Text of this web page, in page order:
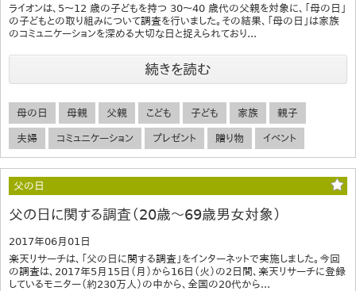
ライオンは、5～12 歳の子どもを持つ 30～40 歳代の父親を対象に、「母の日」
の子どもとの取り組みについて調査を行いました。その結果、「母の日」は家族
のコミュニケーションを深める大切な日と捉えられており...
続きを読む
母の日 母親 父親 こども 子ども 家族 親子
夫婦 コミュニケーション プレゼント 贈り物 イベント
父の日
父の日に関する調査（20歳～69歳男女対象）
2017年06月01日
楽天リサーチは、「父の日に関する調査」をインターネットで実施しました。今回
の調査は、2017年5月15日（月）から16日（火）の2日間、楽天リサーチに登録
しているモニター（約230万人）の中から、全国の20代から...